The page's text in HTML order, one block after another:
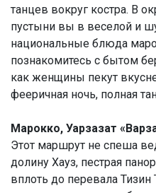
танцев вокруг костра. В
пустыни вы в веселой и
национальные блюда
познакомитесь с бытом
как женщины пекут
фееричная ночь, полная
Марокко, Уарзазат
Этот маршрут не спеша
долину Хауз, пестрая
вплоть до перевала Тизин